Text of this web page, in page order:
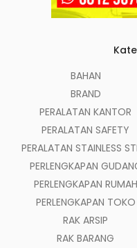
BAHAN
BRAND
PERALATAN KANTOR
PERALATAN SAFETY
PERALATAN STAINLESS
PERLENGKAPAN
PERLENGKAPAN RUMAH
PERLENGKAPAN TOKO
RAK ARSIP
RAK BARANG